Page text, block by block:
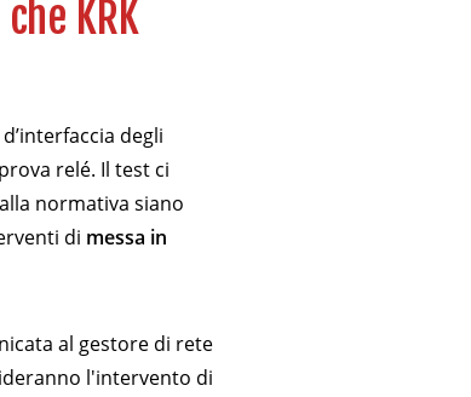
KRK
degli
relé. Il test ci
normativa siano
di messa in
al gestore di rete
l'intervento di